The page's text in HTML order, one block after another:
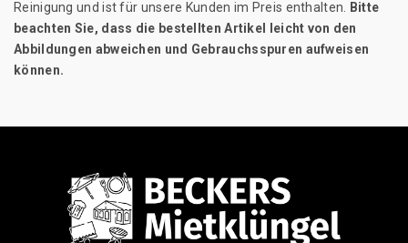
Reinigung und ist für unsere Kunden im Preis enthalten.
Bitte
beachten Sie, dass die bestellten Artikel leicht von den
Abbildungen abweichen und Gebrauchsspuren aufweisen
können.